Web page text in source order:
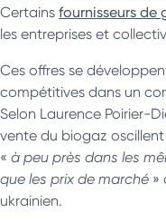
Certains fournisseurs de
les entreprises et
Ces offres se
compétitives dans un
Selon Laurence Poirier-
vente du biogaz
« à peu près dans les
que les prix de marché »
ukrainien.